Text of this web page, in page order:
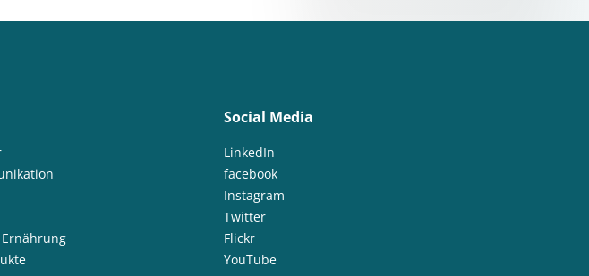
Social Media
LinkedIn
facebook
Instagram
Twitter
Flickr
YouTube